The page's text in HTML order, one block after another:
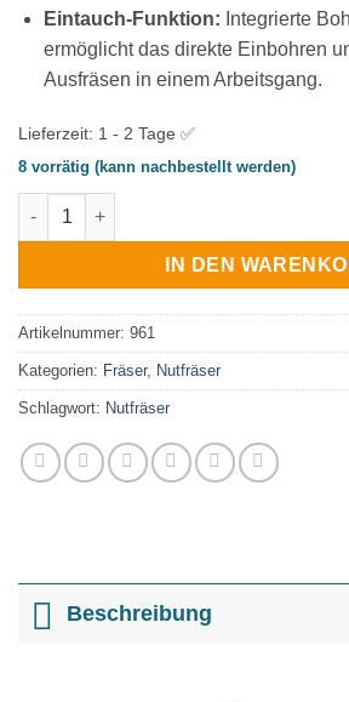
Eintauch-Funktion: Integrierte
ermöglicht das direkte Einbohren
Ausfräsen in einem Arbeitsgang.
Lieferzeit: 1 - 2 Tage ✅
8 vorrätig (kann nachbestellt werden)
Nutfräser mit Bohrschneide Ø 8mm
IN DEN
Artikelnummer: 961
Kategorien: Fräser, Nutfräser
Schlagwort: Nutfräser
Beschreibung